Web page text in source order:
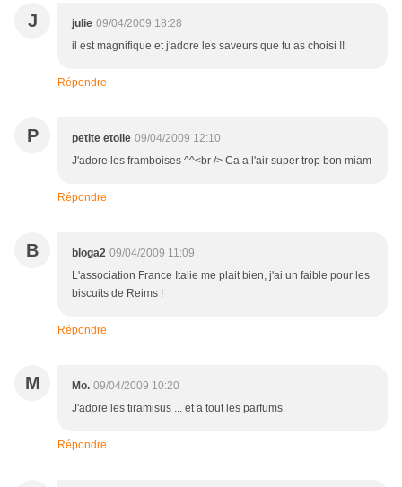
J julie 09/04/2009 18:28
il est magnifique et j'adore les saveurs que tu as choisi !!
Répondre
P petite etoile 09/04/2009 12:10
J'adore les framboises ^^<br /> Ca a l'air super trop bon miam
Répondre
B bloga2 09/04/2009 11:09
L'association France Italie me plait bien, j'ai un faible pour les
biscuits de Reims !
Répondre
M Mo. 09/04/2009 10:20
J'adore les tiramisus ... et a tout les parfums.
Répondre